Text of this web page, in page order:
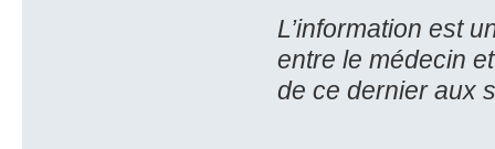
L’information est
entre le médecin
de ce dernier aux